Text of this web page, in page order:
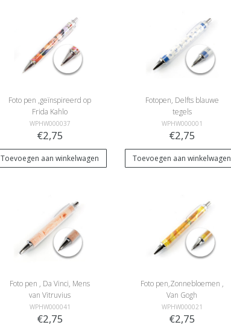
Foto pen ,geïnspireerd op
Frida Kahlo
WPHW000037
€2,75
Toevoegen aan winkelwagen
Fotopen, Delfts blauwe
tegels
WPHW000001
€2,75
Toevoegen aan winkelwagen
Foto pen , Da Vinci, Mens
van Vitruvius
WPHW000041
€2,75
Foto pen,Zonnebloemen ,
Van Gogh
WPHW000021
€2,75